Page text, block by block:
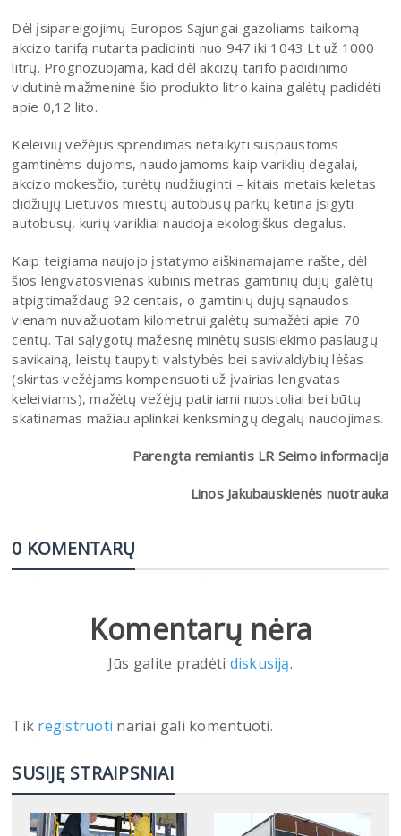
Dėl įsipareigojimų Europos Sąjungai gazoliams taikomą
akcizo tarifą nutarta padidinti nuo 947 iki 1043 Lt už 1000
litrų. Prognozuojama, kad dėl akcizų tarifo padidinimo
vidutinė mažmeninė šio produkto litro kaina galėtų padidėti
apie 0,12 lito.
Keleivių vežėjus sprendimas netaikyti suspaustoms
gamtinėms dujoms, naudojamoms kaip variklių degalai,
akcizo mokesčio, turėtų nudžiuginti – kitais metais keletas
didžiųjų Lietuvos miestų autobusų parkų ketina įsigyti
autobusų, kurių varikliai naudoja ekologiškus degalus.
Kaip teigiama naujojo įstatymo aiškinamajame rašte, dėl
šios lengvatosvienas kubinis metras gamtinių dujų galėtų
atpigtimaždaug 92 centais, o gamtinių dujų sąnaudos
vienam nuvažiuotam kilometrui galėtų sumažėti apie 70
centų. Tai sąlygotų mažesnę minėtų susisiekimo paslaugų
savikainą, leistų taupyti valstybės bei savivaldybių lėšas
(skirtas vežėjams kompensuoti už įvairias lengvatas
keleiviams), mažėtų vežėjų patiriami nuostoliai bei būtų
skatinamas mažiau aplinkai kenksmingų degalų naudojimas.
Parengta remiantis LR Seimo informacija
Linos Jakubauskienės nuotrauka
0 KOMENTARŲ
Komentarų nėra
Jūs galite pradėti diskusiją.
Tik registruoti nariai gali komentuoti.
SUSIJĘ STRAIPSNIAI